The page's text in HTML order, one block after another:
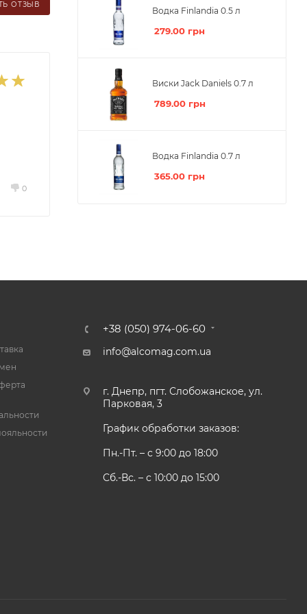
ОТЗЫВ
0
Водка Finlandia 0.5 л
279.00 грн
Виски Jack Daniels 0.7 л
789.00 грн
Водка Finlandia 0.7 л
365.00 грн
+38 (050) 974-06-60
info@alcomag.com.ua
г. Днепр, пгт. Слобожанское, ул.
Парковая, 3
График обработки заказов:
Пн.-Пт. – с 9:00 до 18:00
Сб.-Вс. – с 10:00 до 15:00